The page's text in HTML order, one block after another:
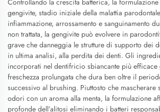
Controllando la crescita batterica, la
gengivite, stadio iniziale della malattia
infiammazione, arrossamento e sanguinamento
non trattata, la gengivite può evolvere in
grave che danneggia le strutture di supporto dei
in ultima analisi, alla perdita dei denti. Gli
incorporati nel dentifricio sbiancante più efficace
freschezza prolungata che dura ben oltre il
successivo al brushing. Piuttosto che mascherare
odori con un aroma alla menta, la formulazione
profonde dell’alitosi eliminando i batteri